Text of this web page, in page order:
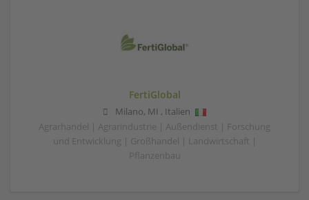
FertiGlobal
Milano, MI , Italien
Agrarhandel | Agrarindustrie | Außendienst | Forschung
und Entwicklung | Großhandel | Landwirtschaft |
Pflanzenbau